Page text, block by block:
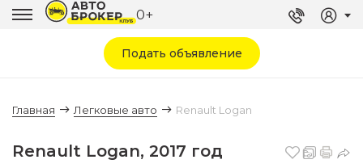
0+
Подать объявление
Главная Легковые авто Renault Logan
Renault Logan, 2017 год